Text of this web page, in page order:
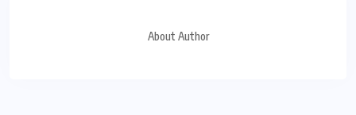
About Author